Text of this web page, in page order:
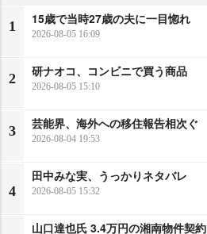
1
15歳で当時27歳の夫に一目惚れ
2026-08-05 16:09
2
研ナオコ、コンビニで買う商品
2026-08-05 15:10
3
芸能界、海外への移住報告相次ぐ
2026-08-04 19:53
4
田中みな実、うっかりネタバレ
2026-08-05 15:32
山口達也氏 3.4万円の湘南物件契約